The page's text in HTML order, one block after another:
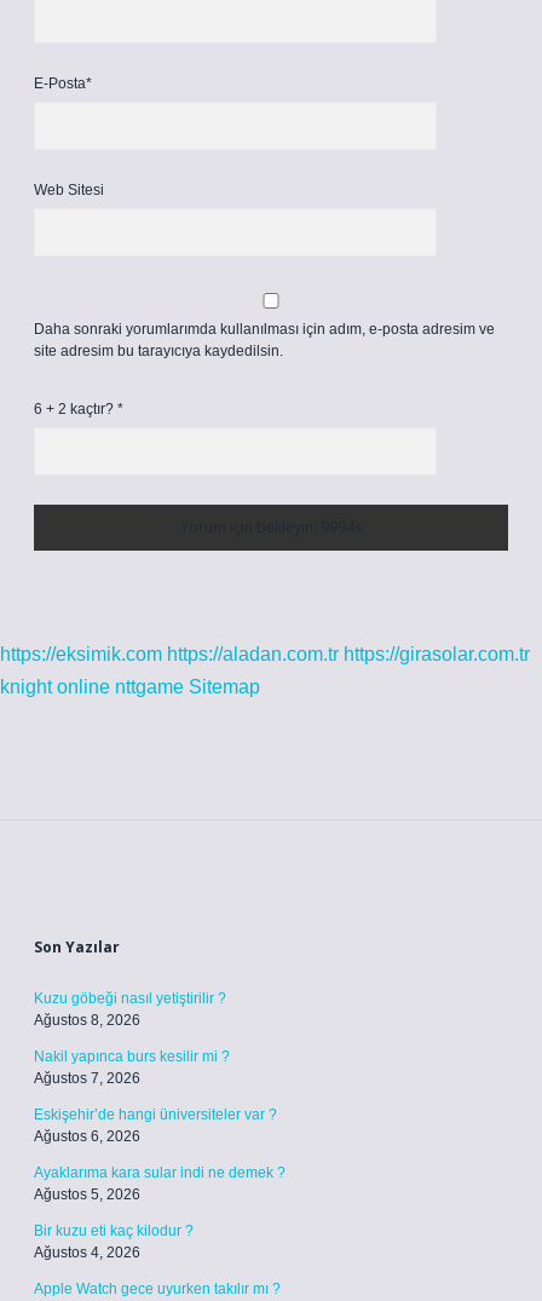
E-Posta*
Web Sitesi
Daha sonraki yorumlarımda kullanılması için adım, e-posta adresim ve
site adresim bu tarayıcıya kaydedilsin.
6 + 2 kaçtır? *
https://eksimik.com https://aladan.com.tr https://girasolar.com.tr
knight online nttgame Sitemap
Son Yazılar
Kuzu göbeği nasıl yetiştirilir ?
Ağustos 8, 2026
Nakil yapınca burs kesilir mi ?
Ağustos 7, 2026
Eskişehir’de hangi üniversiteler var ?
Ağustos 6, 2026
Ayaklarıma kara sular indi ne demek ?
Ağustos 5, 2026
Bir kuzu eti kaç kilodur ?
Ağustos 4, 2026
Apple Watch gece uyurken takılır mı ?